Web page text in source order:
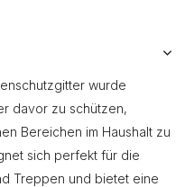
wurde
davor zu schützen,
Bereichen im Haushalt zu
sich perfekt für die
Treppen und bietet eine